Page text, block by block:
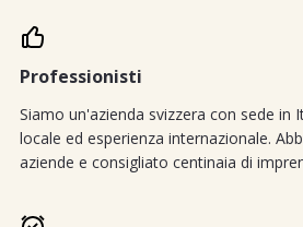
Professionisti
Siamo un'azienda svizzera con sede in
locale ed esperienza internazionale.
aziende e consigliato centinaia di